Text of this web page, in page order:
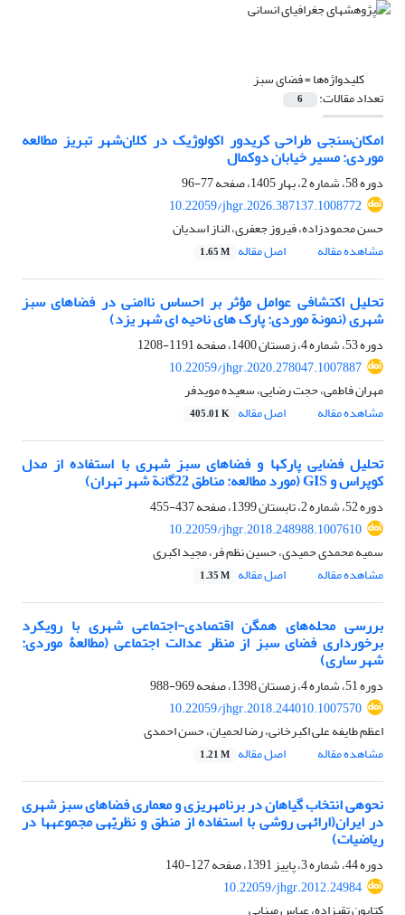
کلیدواژه‌ها =فضای سبز
تعداد مقالات: 6
امکان‌سنجی طراحی کریدور اکولوژیک در کلان‌شهر تبریز مطالعه
موردی: مسیر خیابان دوکمال
دوره 58، شماره 2، بهار 1405، صفحه
77-96
10.22059/jhgr.2026.387137.1008772
حسن محمودزاده، فیروز جعفری، الناز اسدیان
مشاهده مقاله
اصل مقاله 1.65 M
تحلیل اکتشافی عوامل مؤثر بر احساس ناامنی در فضاهای سبز
شهری (نمونة موردی: پارک‏ های ناحیه‏ ای شهر یزد)
دوره 53، شماره 4، زمستان 1400، صفحه
1191-1208
10.22059/jhgr.2020.278047.1007887
مهران فاطمی، حجت رضایی، سعیده مویدفر
مشاهده مقاله
اصل مقاله 405.01 K
تحلیل فضایی پارک‏ها و فضاهای سبز شهری با استفاده از مدل
کوپراس و GIS (مورد مطالعه: مناطق 22گانة شهر تهران)
دوره 52، شماره 2، تابستان 1399، صفحه
437-455
10.22059/jhgr.2018.248988.1007610
سمیه محمدی حمیدی، حسین نظم فر، مجید اکبری
مشاهده مقاله
اصل مقاله 1.35 M
بررسی محله‌های همگن اقتصادی-اجتماعی شهری با رویکرد
برخورداری فضای سبز از منظر عدالت اجتماعی (مطالعۀ موردی:
شهر ساری)
دوره 51، شماره 4، زمستان 1398، صفحه
969-988
10.22059/jhgr.2018.244010.1007570
اعظم طایفه علی اکبرخانی، رضا لحمیان، حسن احمدی
مشاهده مقاله
اصل مقاله 1.21 M
نحوه‎ی انتخاب گیاهان در برنامه‎ریزی و معماری فضاهای سبز شهری
در ایران(ارائه‎ی روشی با استفاده از منطق و نظریّه‎ی مجموعه‎ها در
ریاضیات)
دوره 44، شماره 3، پاییز 1391، صفحه
127-140
10.22059/jhgr.2012.24984